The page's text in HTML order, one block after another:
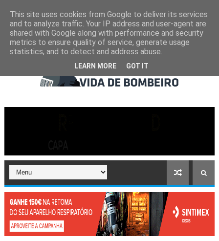
This site uses cookies from Google to deliver its services
and to analyze traffic. Your IP address and user-agent are
shared with Google along with performance and security
metrics to ensure quality of service, generate usage
statistics, and to detect and address abuse.
LEARN MORE GOT IT